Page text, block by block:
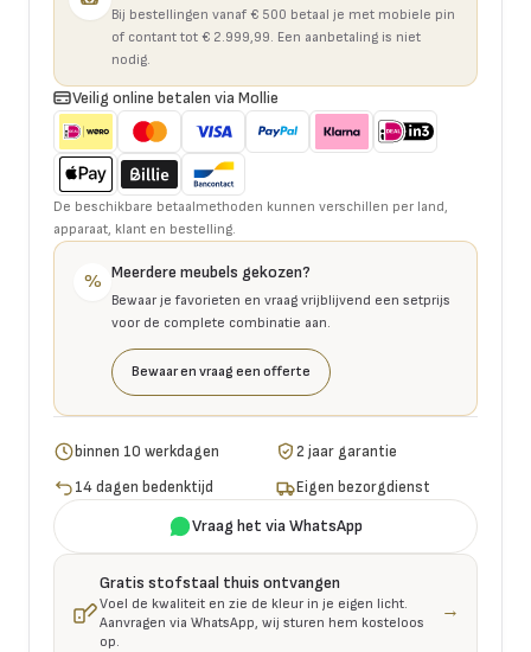
Bij bestellingen vanaf € 500 betaal je met mobiele pin
of contant tot € 2.999,99. Een aanbetaling is niet
nodig.
Veilig online betalen via Mollie
De beschikbare betaalmethoden kunnen verschillen per land,
apparaat, klant en bestelling.
% Meerdere meubels gekozen?
Bewaar je favorieten en vraag vrijblijvend een setprijs
voor de complete combinatie aan.
Bewaar en vraag een offerte
binnen 10 werkdagen
2 jaar garantie
14 dagen bedenktijd
Eigen bezorgdienst
Vraag het via WhatsApp
Gratis stofstaal thuis ontvangen
Voel de kwaliteit en zie de kleur in je eigen licht.
Aanvragen via WhatsApp, wij sturen hem kosteloos
op.
→